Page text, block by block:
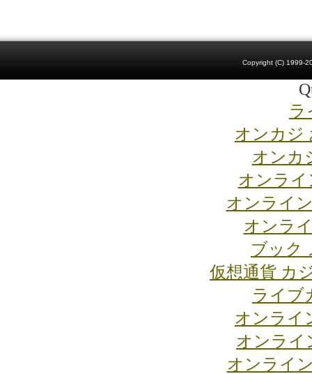
Copyright (C) 1999-
ラ
オンカジ
オンカ
オンラ
オンライ
オンラ
ブック
仮想通貨 カ
ライブ
オンライ
オンライ
オンライ